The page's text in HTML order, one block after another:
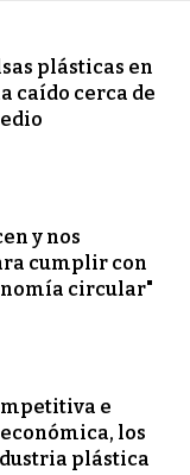
plásticas en
caído cerca de
y nos
cumplir con
circular"
e
los
plástica